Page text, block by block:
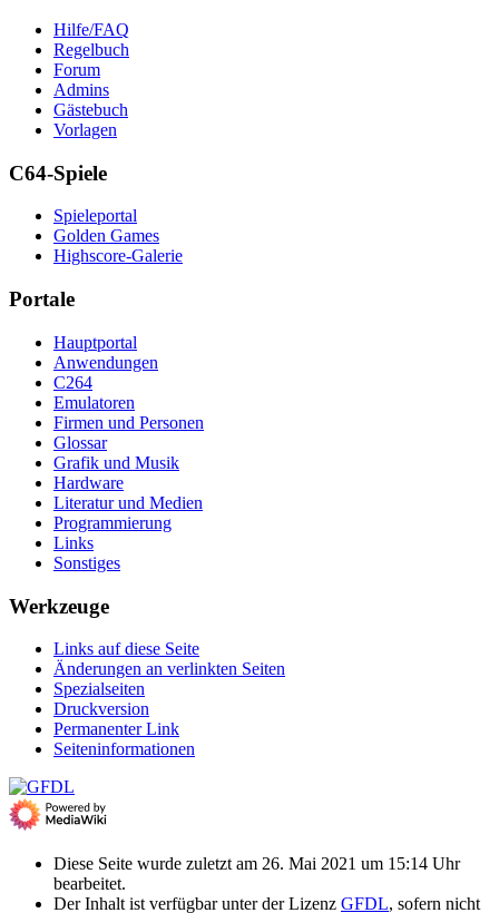
Hilfe/FAQ
Regelbuch
Forum
Admins
Gästebuch
Vorlagen
C64-Spiele
Spieleportal
Golden Games
Highscore-Galerie
Portale
Hauptportal
Anwendungen
C264
Emulatoren
Firmen und Personen
Glossar
Grafik und Musik
Hardware
Literatur und Medien
Programmierung
Links
Sonstiges
Werkzeuge
Links auf diese Seite
Änderungen an verlinkten Seiten
Spezialseiten
Druckversion
Permanenter Link
Seiten­­informationen
Diese Seite wurde zuletzt am 26. Mai 2021 um 15:14 Uhr
bearbeitet.
Der Inhalt ist verfügbar unter der Lizenz GFDL, sofern nicht